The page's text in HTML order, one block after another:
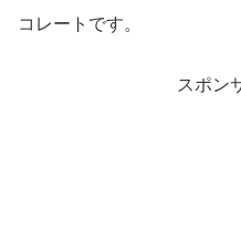
コレートです。
スポン